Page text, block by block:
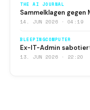
THE AI JOURNAL
Sammelklagen
14. JUN 2026 · 04:19
BLEEPINGCOMPUTER
Ex-IT-Admin
13. JUN 2026 · 22:20